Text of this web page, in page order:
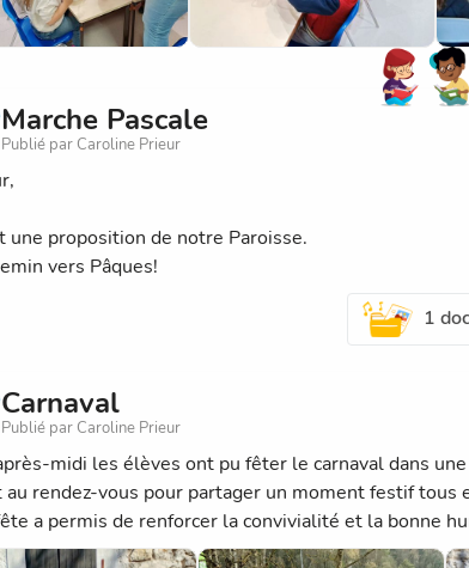
Marche Pascale
Publié par Caroline Prieur
une proposition de notre Paroisse.
vers Pâques!
1
Carnaval
Publié par Caroline Prieur
midi les élèves ont pu fêter le carnaval dans
rendez-vous pour partager un moment festif tous
a permis de renforcer la convivialité et la bonne